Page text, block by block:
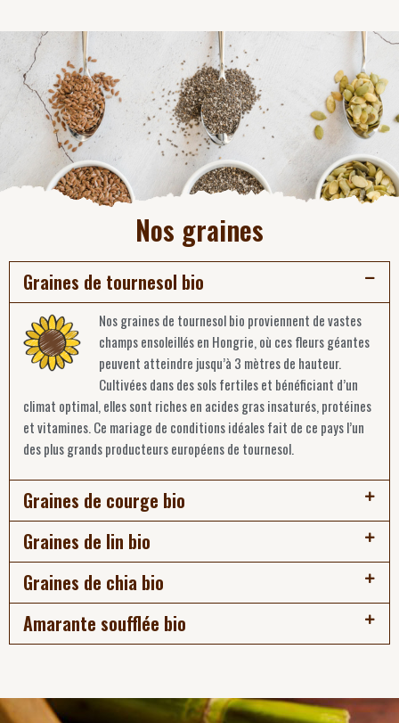
Nos graines
Graines de tournesol bio
Nos graines de tournesol bio proviennent de vastes
champs ensoleillés en Hongrie, où ces fleurs géantes
peuvent atteindre jusqu’à 3 mètres de hauteur.
Cultivées dans des sols fertiles et bénéficiant d’un
climat optimal, elles sont riches en acides gras insaturés, protéines
et vitamines. Ce mariage de conditions idéales fait de ce pays l’un
des plus grands producteurs européens de tournesol.
Graines de courge bio
Graines de lin bio
Graines de chia bio
Amarante soufflée bio